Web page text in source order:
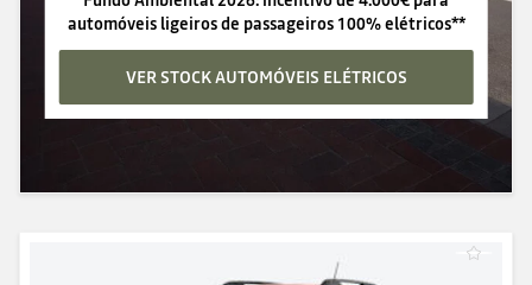
automóveis ligeiros de passageiros 100% elétricos**
VER STOCK AUTOMÓVEIS ELÉTRICOS